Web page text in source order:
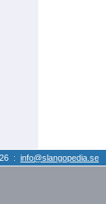
: info@slangopedia.se